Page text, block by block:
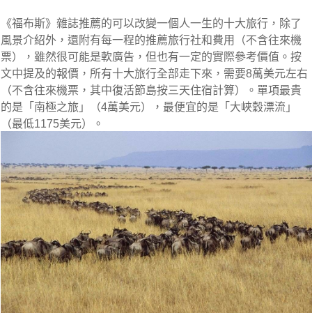
《福布斯》雜誌推薦的可以改變一個人一生的十大旅行，除了
風景介紹外，還附有每一程的推薦旅行社和費用（不含往來機
票），雖然很可能是軟廣告，但也有一定的實際參考價值。按
文中提及的報價，所有十大旅行全部走下來，需要8萬美元左右
（不含往來機票，其中復活節島按三天住宿計算）。單項最貴
的是「南極之旅」（4萬美元），最便宜的是「大峽穀漂流」
（最低1175美元）。